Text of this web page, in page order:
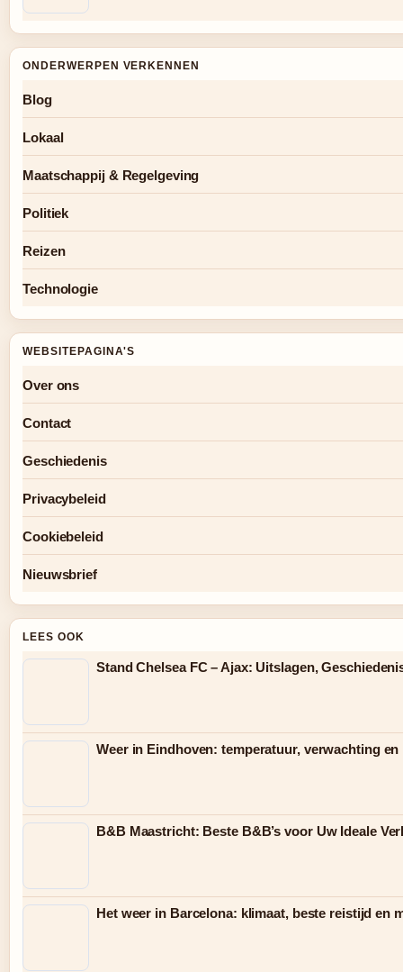
ONDERWERPEN VERKENNEN
Blog
Lokaal
Maatschappij & Regelgeving
Politiek
Reizen
Technologie
WEBSITEPAGINA'S
Over ons
Contact
Geschiedenis
Privacybeleid
Cookiebeleid
Nieuwsbrief
LEES OOK
Stand Chelsea FC – Ajax: Uitslagen,
Weer in Eindhoven: temperatuur, verwachting
B&B Maastricht: Beste B&B’s voor Uw Ideale
Het weer in Barcelona: klimaat, beste reistijd en